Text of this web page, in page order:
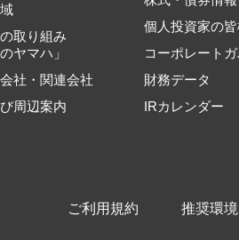
取り組み
ヤマハ」
社・関連会社
周辺案内
個人投資家の
コーポレート
財務データ
IRカレンダー
ご利用規約 推奨環境